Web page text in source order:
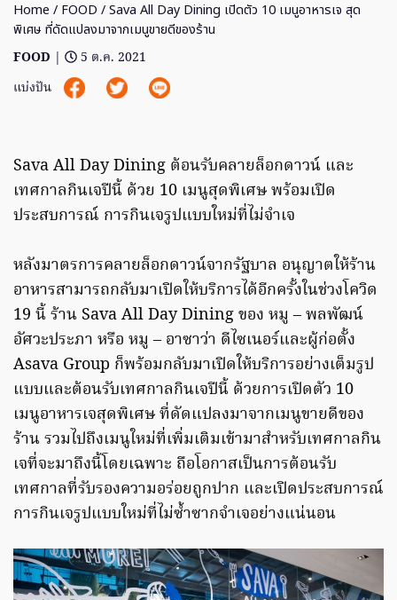
Home / FOOD / Sava All Day Dining เปิดตัว 10 เมนูอาหารเจ สุด
พิเศษ ที่ดัดแปลงมาจากเมนูขายดีของร้าน
FOOD |
5 ต.ค. 2021
แบ่งปัน
Sava All Day Dining ต้อนรับคลายล็อกดาวน์ และ
เทศกาลกินเจปีนี้ ด้วย 10 เมนูสุดพิเศษ พร้อมเปิด
ประสบการณ์ การกินเจรูปแบบใหม่ที่ไม่จำเจ
หลังมาตรการคลายล็อกดาวน์จากรัฐบาล อนุญาตให้ร้าน
อาหารสามารถกลับมาเปิดให้บริการได้อีกครั้งในช่วงโควิด
19 นี้ ร้าน Sava All Day Dining ของ หมู – พลพัฒน์
อัศวะประภา หรือ หมู – อาซาว่า ดีไซเนอร์และผู้ก่อตั้ง
Asava Group ก็พร้อมกลับมาเปิดให้บริการอย่างเต็มรูป
แบบและต้อนรับเทศกาลกินเจปีนี้ ด้วยการเปิดตัว 10
เมนูอาหารเจสุดพิเศษ ที่ดัดแปลงมาจากเมนูขายดีของ
ร้าน รวมไปถึงเมนูใหม่ที่เพิ่มเติมเข้ามาสำหรับเทศกาลกิน
เจที่จะมาถึงนี้โดยเฉพาะ ถือโอกาสเป็นการต้อนรับ
เทศกาลที่รับรองความอร่อยถูกปาก และเปิดประสบการณ์
การกินเจรูปแบบใหม่ที่ไม่ซ้ำซากจำเจอย่างแน่นอน